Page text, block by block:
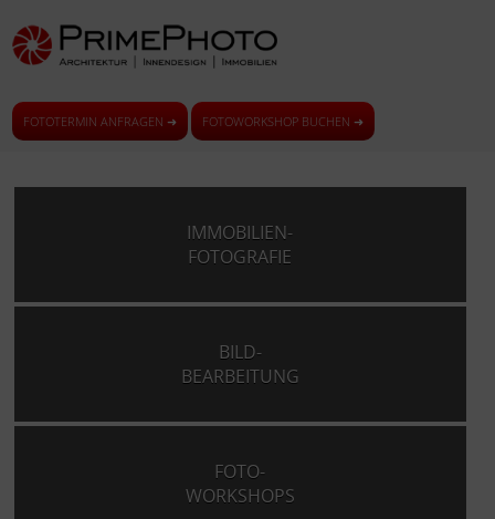
FOTOTERMIN ANFRAGEN ➜ FOTOWORKSHOP BUCHEN ➜
IMMOBILIEN-
FOTOGRAFIE
BILD-
BEARBEITUNG
FOTO-
WORKSHOPS